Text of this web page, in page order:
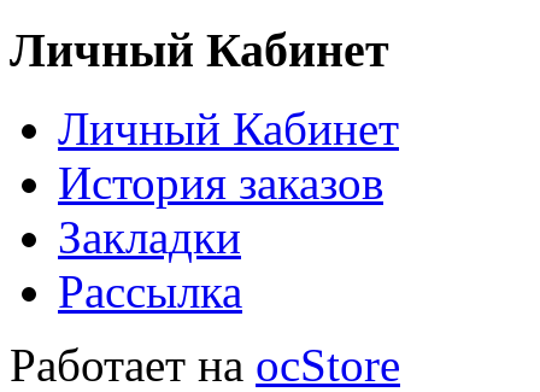
Личный Кабинет
Личный Кабинет
История заказов
Закладки
Рассылка
Работает на ocStore